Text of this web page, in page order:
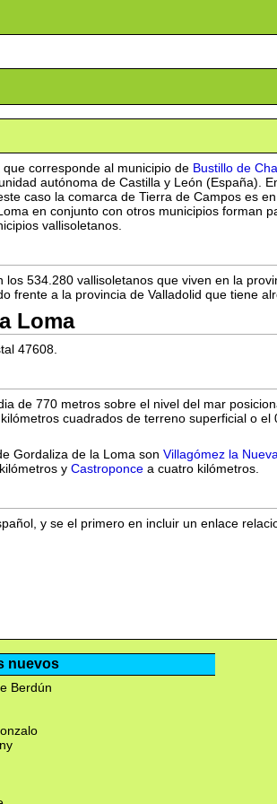
corresponde al municipio de Bustillo de
autónoma de Castilla y León (España).
caso la comarca de Tierra de Campos es
en conjunto con otros municipios forman
vallisoletanos.
534.280 vallisoletanos que viven en la
frente a la provincia de Valladolid que tiene
Loma
47608.
de 770 metros sobre el nivel del mar
cuadrados de terreno superficial o el
Gordaliza de la Loma son Villagómez la Nueva
y Castroponce a cuatro kilómetros.
y se el primero en incluir un enlace
nuevos
Berdún